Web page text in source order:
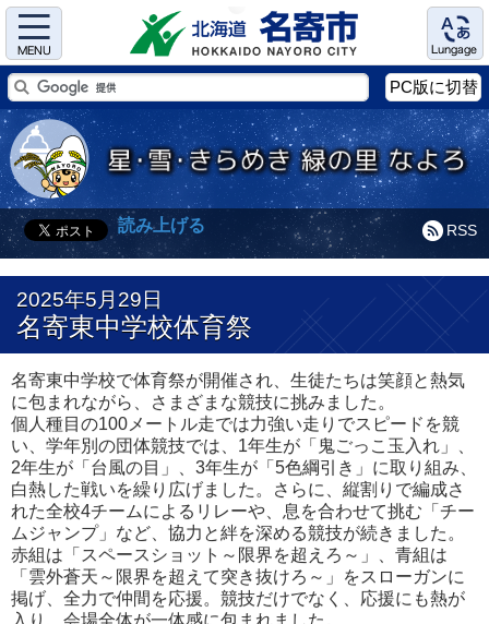
Menu Language
PC版に切替
RSS
読み上げる
2025年5月29日
名寄東中学校体育祭
名寄東中学校で体育祭が開催され、生徒たちは笑顔と熱気
に包まれながら、さまざまな競技に挑みました。
個人種目の100メートル走では力強い走りでスピードを競
い、学年別の団体競技では、1年生が「鬼ごっこ玉入れ」、
2年生が「台風の目」、3年生が「5色綱引き」に取り組み、
白熱した戦いを繰り広げました。さらに、縦割りで編成さ
れた全校4チームによるリレーや、息を合わせて挑む「チー
ムジャンプ」など、協力と絆を深める競技が続きました。
赤組は「スペースショット～限界を超えろ～」、青組は
「雲外蒼天～限界を超えて突き抜けろ～」をスローガンに
掲げ、全力で仲間を応援。競技だけでなく、応援にも熱が
入り、会場全体が一体感に包まれました。